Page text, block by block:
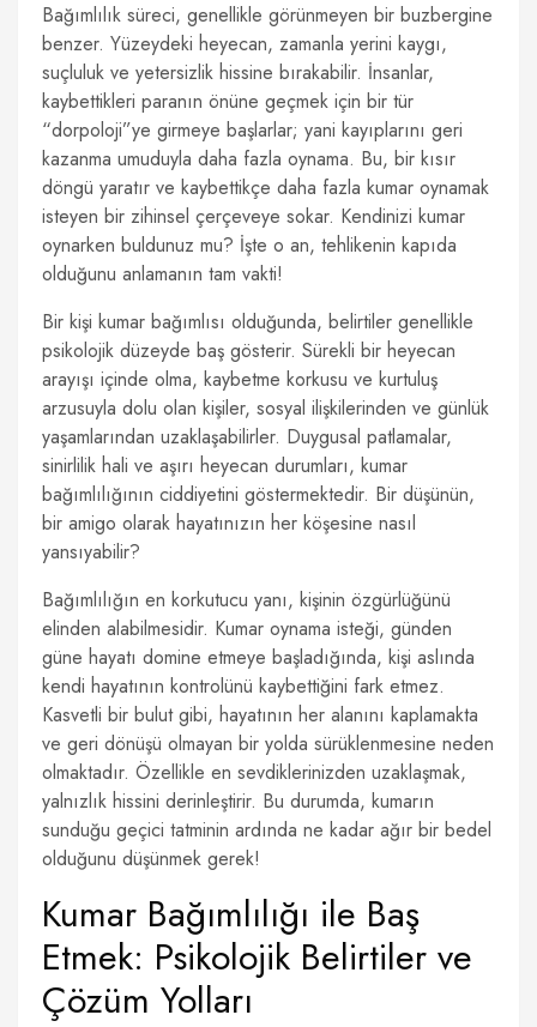
Bağımlılık süreci, genellikle görünmeyen bir buzbergine
benzer. Yüzeydeki heyecan, zamanla yerini kaygı,
suçluluk ve yetersizlik hissine bırakabilir. İnsanlar,
kaybettikleri paranın önüne geçmek için bir tür
“dorpoloji”ye girmeye başlarlar; yani kayıplarını geri
kazanma umuduyla daha fazla oynama. Bu, bir kısır
döngü yaratır ve kaybettikçe daha fazla kumar oynamak
isteyen bir zihinsel çerçeveye sokar. Kendinizi kumar
oynarken buldunuz mu? İşte o an, tehlikenin kapıda
olduğunu anlamanın tam vakti!
Bir kişi kumar bağımlısı olduğunda, belirtiler genellikle
psikolojik düzeyde baş gösterir. Sürekli bir heyecan
arayışı içinde olma, kaybetme korkusu ve kurtuluş
arzusuyla dolu olan kişiler, sosyal ilişkilerinden ve günlük
yaşamlarından uzaklaşabilirler. Duygusal patlamalar,
sinirlilik hali ve aşırı heyecan durumları, kumar
bağımlılığının ciddiyetini göstermektedir. Bir düşünün,
bir amigo olarak hayatınızın her köşesine nasıl
yansıyabilir?
Bağımlılığın en korkutucu yanı, kişinin özgürlüğünü
elinden alabilmesidir. Kumar oynama isteği, günden
güne hayatı domine etmeye başladığında, kişi aslında
kendi hayatının kontrolünü kaybettiğini fark etmez.
Kasvetli bir bulut gibi, hayatının her alanını kaplamakta
ve geri dönüşü olmayan bir yolda sürüklenmesine neden
olmaktadır. Özellikle en sevdiklerinizden uzaklaşmak,
yalnızlık hissini derinleştirir. Bu durumda, kumarın
sunduğu geçici tatminin ardında ne kadar ağır bir bedel
olduğunu düşünmek gerek!
Kumar Bağımlılığı ile Baş
Etmek: Psikolojik Belirtiler ve
Çözüm Yolları